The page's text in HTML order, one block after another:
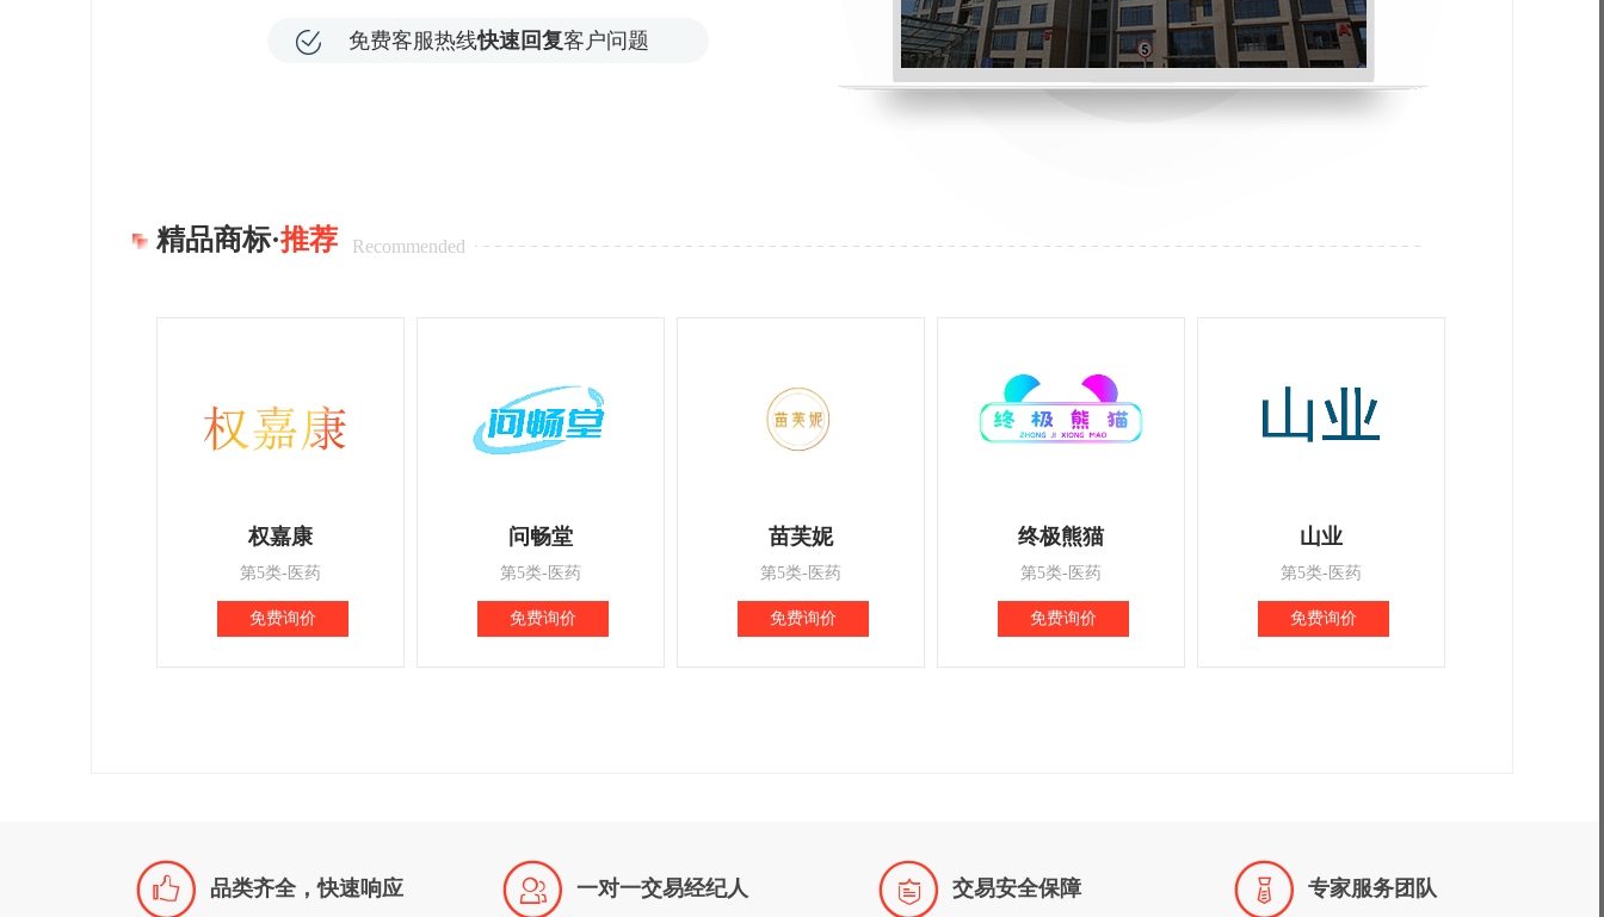
免费客服热线快速回复客户问题
精品商标·推荐 Recommended
权嘉康
第5类-医药
免费询价
问畅堂
第5类-医药
免费询价
苗芙妮
第5类-医药
免费询价
终极熊猫
第5类-医药
免费询价
山业
第5类-医药
免费询价
 品类齐全，快速响应  一对一交易经纪人  交易安全保障  专家服务团队